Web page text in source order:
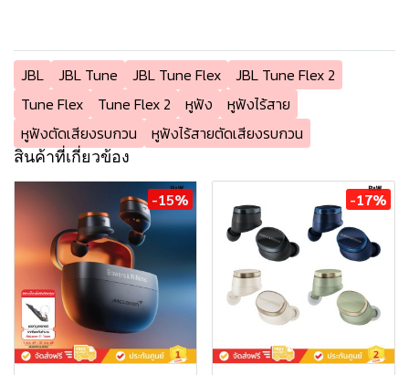
JBL JBL Tune JBL Tune Flex
JBL Tune Flex 2
Tune Flex
Tune Flex 2 หูฟัง
หูฟังไร้สาย
หูฟังตัดเสียงรบกวน
หูฟังไร้สายตัดเสียงรบกวน
สินค้าที่เกี่ยวข้อง
-15% -17%